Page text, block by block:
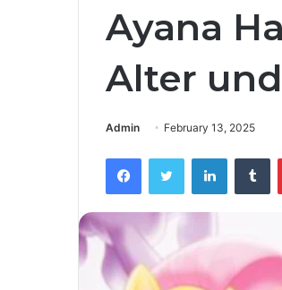
Ayana
Alter
Admin February 13, 2025
FacebookTwitter LinkedIn